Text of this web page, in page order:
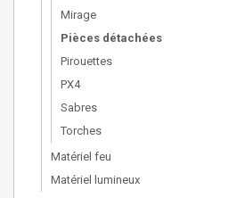
Mirage
Pièces détachées
Pirouettes
PX4
Sabres
Torches
Matériel feu
Matériel lumineux